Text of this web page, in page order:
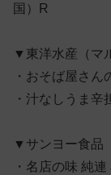
国）R
▼東洋水産（マ
・おそば屋さん
・汁なしうま辛
▼サンヨー食品
・名店の味 純